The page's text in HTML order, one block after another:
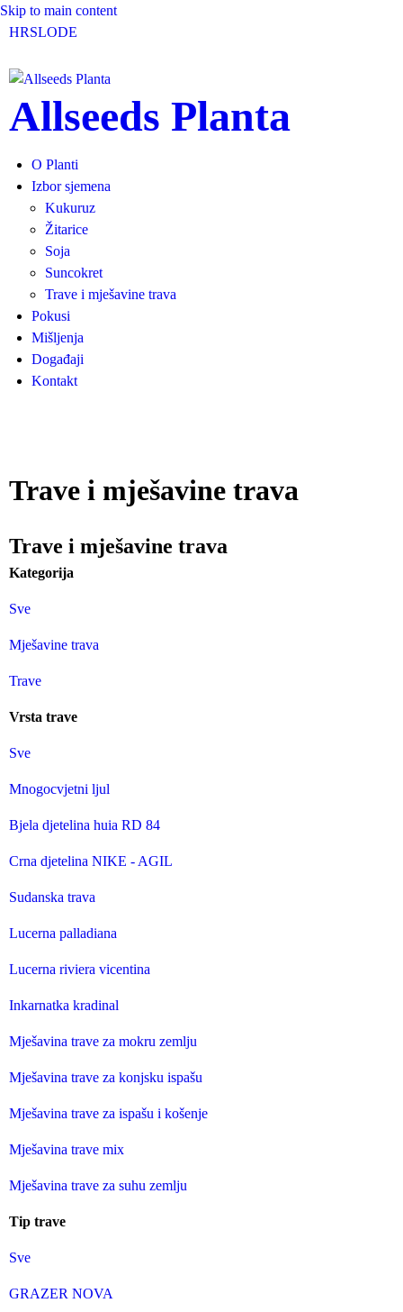
Skip to main content
HRSLODE
Allseeds Planta
O Planti
Izbor sjemena
Kukuruz
Žitarice
Soja
Suncokret
Trave i mješavine trava
Pokusi
Mišljenja
Događaji
Kontakt
Trave i mješavine trava
Trave i mješavine trava
Kategorija
Sve
Mješavine trava
Trave
Vrsta trave
Sve
Mnogocvjetni ljul
Bjela djetelina huia RD 84
Crna djetelina NIKE - AGIL
Sudanska trava
Lucerna palladiana
Lucerna riviera vicentina
Inkarnatka kradinal
Mješavina trave za mokru zemlju
Mješavina trave za konjsku ispašu
Mješavina trave za ispašu i košenje
Mješavina trave mix
Mješavina trave za suhu zemlju
Tip trave
Sve
GRAZER NOVA